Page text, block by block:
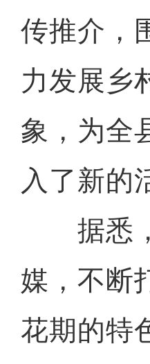
传推介，
力发展乡
象，为全
入了新的
据悉，
媒，不断
花期的特